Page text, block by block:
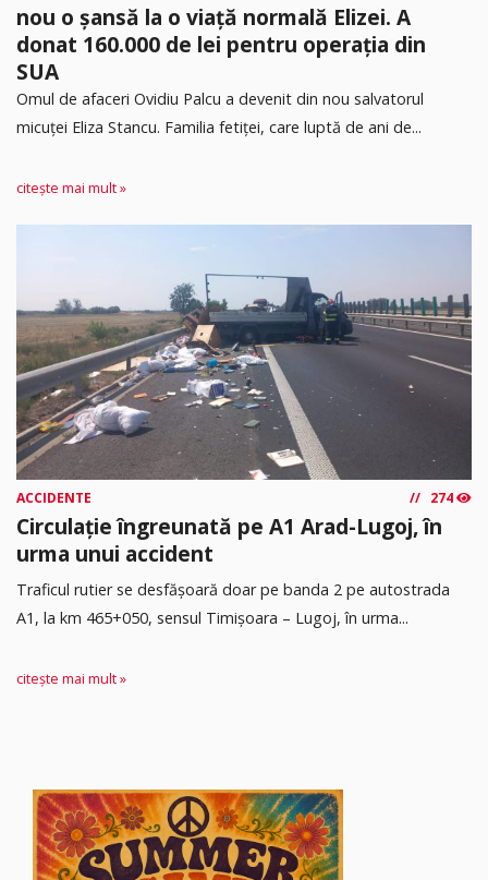
nou o șansă la o viață normală Elizei. A
donat 160.000 de lei pentru operația din
SUA
Omul de afaceri Ovidiu Palcu a devenit din nou salvatorul
micuței Eliza Stancu. Familia fetiței, care luptă de ani de...
citește mai mult »
ACCIDENTE 274
Circulație îngreunată pe A1 Arad-Lugoj, în
urma unui accident
Traficul rutier se desfășoară doar pe banda 2 pe autostrada
A1, la km 465+050, sensul Timişoara – Lugoj, în urma...
citește mai mult »